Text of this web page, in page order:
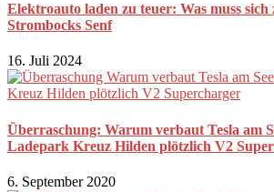
Elektroauto laden zu teuer: Was muss
Strombocks Senf
16. Juli 2024
Überraschung: Warum verbaut Tesla am
Ladepark Kreuz Hilden plötzlich V2
6. September 2020